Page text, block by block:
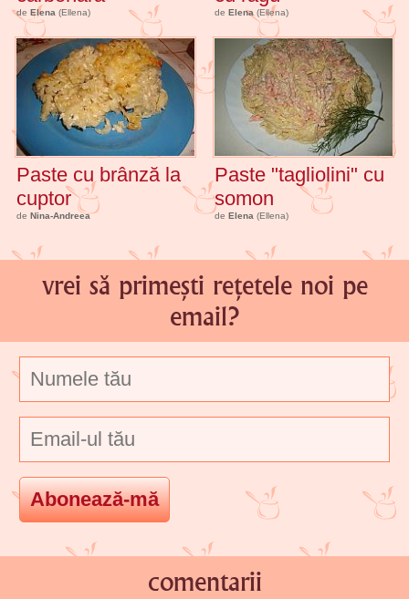
de Elena (Ellena) de Elena (Ellena)
Paste cu brânză la
cuptor
de Nina-Andreea
Paste "tagliolini" cu
somon
de Elena (Ellena)
vrei să primești rețetele noi pe
email?
comentarii